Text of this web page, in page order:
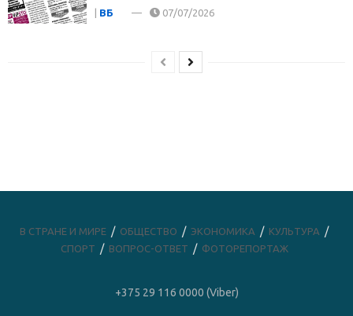
ВБ 07/07/2026
В СТРАНЕ И МИРЕ ОБЩЕСТВО ЭКОНОМИКА
КУЛЬТУРА
СПОРТ
ВОПРОС-ОТВЕТ ФОТОРЕПОРТАЖ
+375 29 116 0000 (Viber)